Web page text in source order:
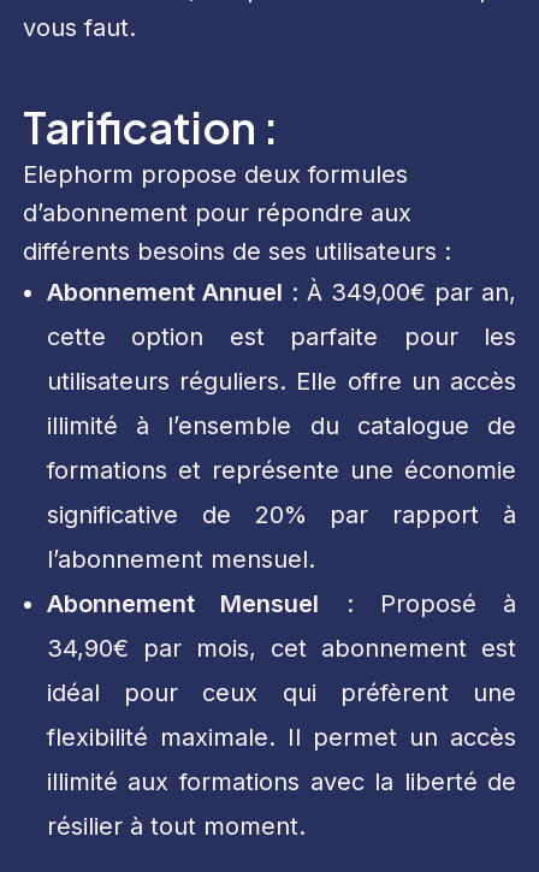
vous faut.
Tarification :
Elephorm propose deux formules
d’abonnement pour répondre aux
différents besoins de ses utilisateurs :
Abonnement Annuel : À 349,00€ par an,
cette option est parfaite pour les
utilisateurs réguliers. Elle offre un accès
illimité à l’ensemble du catalogue de
formations et représente une économie
significative de 20% par rapport à
l’abonnement mensuel.
Abonnement Mensuel : Proposé à
34,90€ par mois, cet abonnement est
idéal pour ceux qui préfèrent une
flexibilité maximale. Il permet un accès
illimité aux formations avec la liberté de
résilier à tout moment.